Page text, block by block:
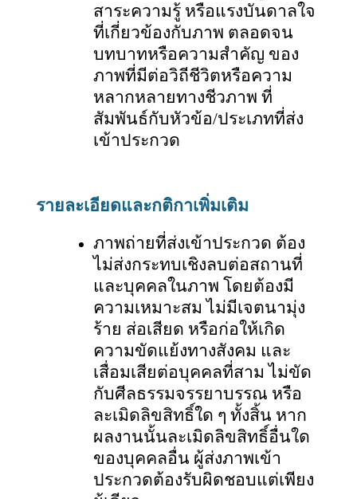
สาระความรู้ หรือแรงบันดาลใจ
ที่เกี่ยวข้องกับภาพ ตลอดจน
บทบาทหรือความสำคัญ ของ
ภาพที่มีต่อวิถีชีวิตหรือความ
หลากหลายทางชีวภาพ ที่
สัมพันธ์กับหัวข้อ/ประเภทที่ส่ง
เข้าประกวด
รายละเอียดและกติกาเพิ่มเติม
ภาพถ่ายที่ส่งเข้าประกวด ต้อง
ไม่ส่งกระทบเชิงลบต่อสถานที่
และบุคคลในภาพ โดยต้องมี
ความเหมาะสม ไม่มีเจตนามุ่ง
ร้าย ส่อเสียด หรือก่อให้เกิด
ความขัดแย้งทางสังคม และ
เสื่อมเสียต่อบุคคลที่สาม ไม่ขัด
กับศีลธรรมจรรยาบรรณ หรือ
ละเมิดลิขสิทธิ์ใด ๆ ทั้งสิ้น หาก
ผลงานนั้นละเมิดลิขสิทธิ์อื่นใด
ของบุคคลอื่น ผู้ส่งภาพเข้า
ประกวดต้องรับผิดชอบแต่เพียง